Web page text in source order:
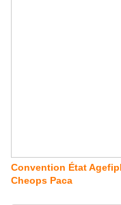
Convention État
Cheops Paca